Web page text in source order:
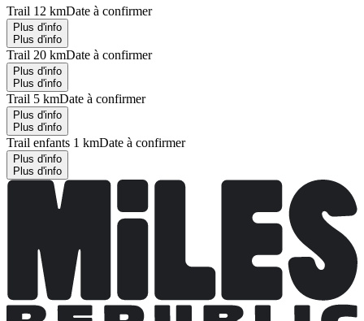
Trail 12 kmDate à confirmer
Plus d'info
Plus d'info
Trail 20 kmDate à confirmer
Plus d'info
Plus d'info
Trail 5 kmDate à confirmer
Plus d'info
Plus d'info
Trail enfants 1 kmDate à confirmer
Plus d'info
Plus d'info